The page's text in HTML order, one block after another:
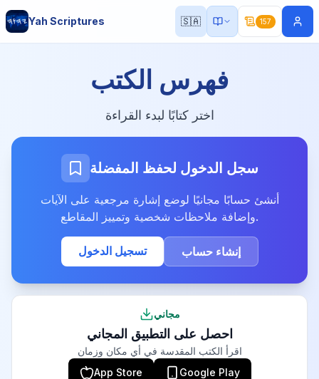
Yah Scriptures 🇸🇦 157
فهرس الكتب
اختر كتابًا لبدء القراءة
سجل الدخول لحفظ المفضلة
أنشئ حسابًا مجانيًا لوضع إشارة مرجعية على الآيات
وإضافة ملاحظات شخصية وتمييز المقاطع.
تسجيل الدخول إنشاء حساب
مجاني
احصل على التطبيق المجاني
اقرأ الكتب المقدسة في أي مكان وزمان
App Store
Google Play